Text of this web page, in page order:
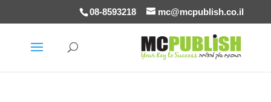
08-8593218 mc@mcpublish.co.il